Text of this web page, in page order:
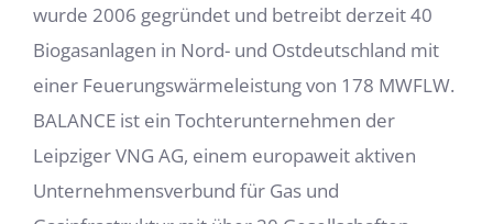
wurde 2006 gegründet und betreibt derzeit 40
Biogasanlagen in Nord- und Ostdeutschland mit
einer Feuerungswärmeleistung von 178 MWFLW.
BALANCE ist ein Tochterunternehmen der
Leipziger VNG AG, einem europaweit aktiven
Unternehmensverbund für Gas und